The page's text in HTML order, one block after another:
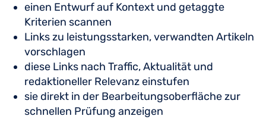
einen Entwurf auf Kontext und getaggte
Kriterien scannen
Links zu leistungsstarken, verwandten Artikeln
vorschlagen
diese Links nach Traffic, Aktualität und
redaktioneller Relevanz einstufen
sie direkt in der Bearbeitungsoberfläche zur
schnellen Prüfung anzeigen